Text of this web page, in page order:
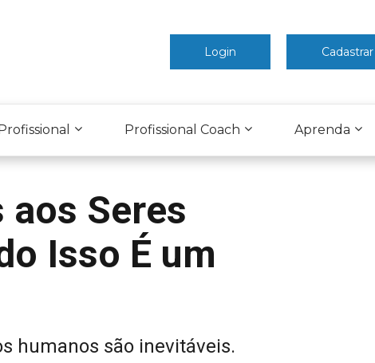
Login Cadastrar
Profissional Coach Aprenda
Seres
Isso É um
humanos são inevitáveis.